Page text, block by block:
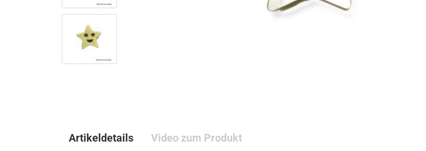
Artikeldetails Video zum Produkt